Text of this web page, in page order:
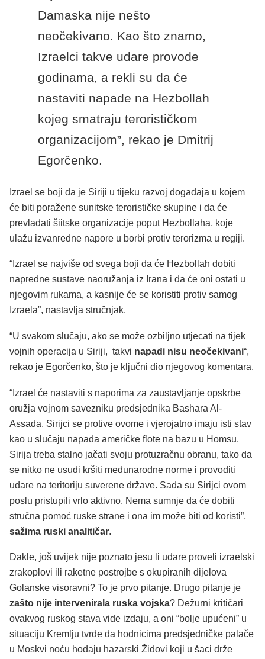
Damaska nije nešto
neočekivano. Kao što znamo,
Izraelci takve udare provode
godinama, a rekli su da će
nastaviti napade na Hezbollah
kojeg smatraju terorističkom
organizacijom”, rekao je Dmitrij
Egorčenko.
Izrael se boji da je Siriji u tijeku razvoj događaja u kojem
će biti poražene sunitske terorističke skupine i da će
prevladati šiitske organizacije poput Hezbollaha, koje
ulažu izvanredne napore u borbi protiv terorizma u regiji.
“Izrael se najviše od svega boji da će Hezbollah dobiti
napredne sustave naoružanja iz Irana i da će oni ostati u
njegovim rukama, a kasnije će se koristiti protiv samog
Izraela”, nastavlja stručnjak.
“U svakom slučaju, ako se može ozbiljno utjecati na tijek
vojnih operacija u Siriji, takvi napadi nisu neočekivani“,
rekao je Egorčenko, što je ključni dio njegovog komentara.
“Izrael će nastaviti s naporima za zaustavljanje opskrbe
oružja vojnom savezniku predsjednika Bashara Al-
Assada. Sirijci se protive ovome i vjerojatno imaju isti stav
kao u slučaju napada američke flote na bazu u Homsu.
Sirija treba stalno jačati svoju protuzračnu obranu, tako da
se nitko ne usudi kršiti međunarodne norme i provoditi
udare na teritoriju suverene države. Sada su Sirijci ovom
poslu pristupili vrlo aktivno. Nema sumnje da će dobiti
stručna pomoć ruske strane i ona im može biti od koristi”,
sažima ruski analitičar.
Dakle, još uvijek nije poznato jesu li udare proveli izraelski
zrakoplovi ili raketne postrojbe s okupiranih dijelova
Golanske visoravni? To je prvo pitanje. Drugo pitanje je
zašto nije intervenirala ruska vojska? Dežurni kritičari
ovakvog ruskog stava vide izdaju, a oni “bolje upućeni” u
situaciju Kremlju tvrde da hodnicima predsjedničke palače
u Moskvi noću hodaju hazarski Židovi koji u šaci drže